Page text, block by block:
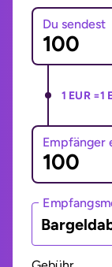
Du sendest
1 EUR =1
Empfänger